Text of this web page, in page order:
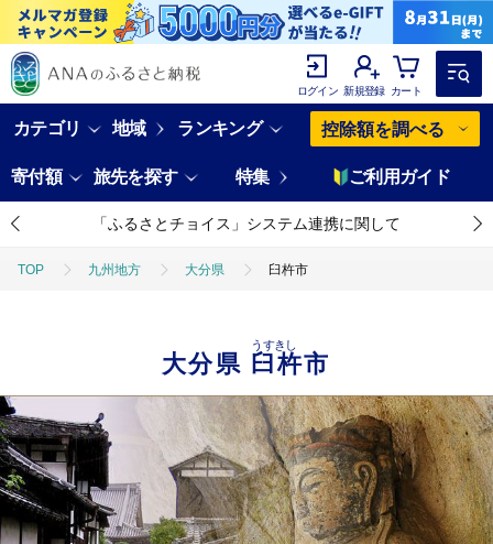
ログイン 新規登録 カート
カテゴリ 地域 ランキング 控除額を調べる
寄付額 旅先を探す 特集 ご利用ガイド
「ふるさとチョイス」システム連携に関して
TOP 九州地方 大分県 臼杵市
大分県 臼杵市
うすきし